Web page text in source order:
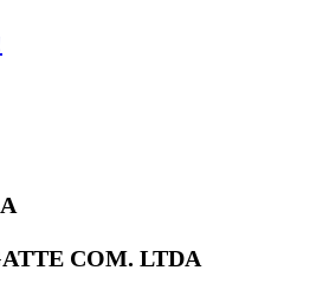
COM. LTDA